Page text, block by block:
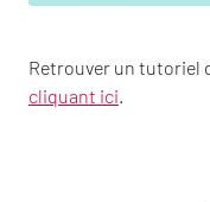
Retrouver un tutoriel
cliquant ici.